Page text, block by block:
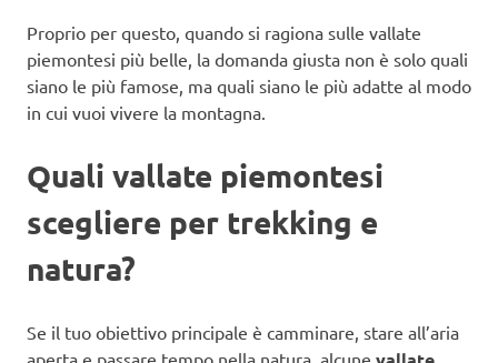
Proprio per questo, quando si ragiona sulle vallate
piemontesi più belle, la domanda giusta non è solo quali
siano le più famose, ma quali siano le più adatte al modo
in cui vuoi vivere la montagna.
Quali vallate piemontesi
scegliere per trekking e
natura?
Se il tuo obiettivo principale è camminare, stare all’aria